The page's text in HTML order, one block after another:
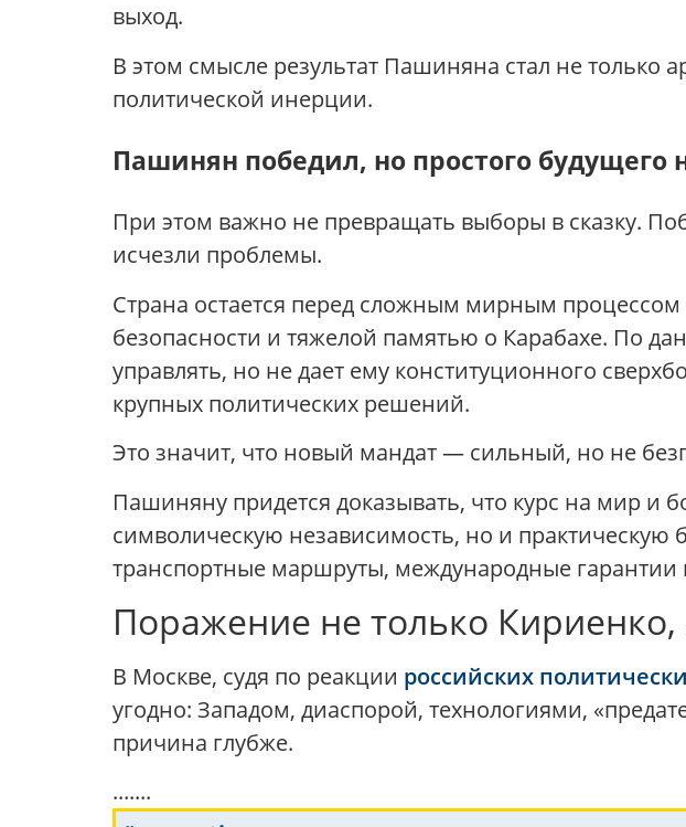
выход.
В этом смысле результат Пашиняна стал не
политической инерции.
Пашинян победил, но простого будущего
При этом важно не превращать выборы в сказку.
исчезли проблемы.
Страна остается перед сложным мирным
безопасности и тяжелой памятью о Карабахе. По
управлять, но не дает ему конституционного
крупных политических решений.
Это значит, что новый мандат — сильный, но не
Пашиняну придется доказывать, что курс на мир и
символическую независимость, но и практическую
транспортные маршруты, международные гарантии
Поражение не только
В Москве, судя по реакции российских
угодно: Западом, диаспорой, технологиями,
причина глубже.
.......